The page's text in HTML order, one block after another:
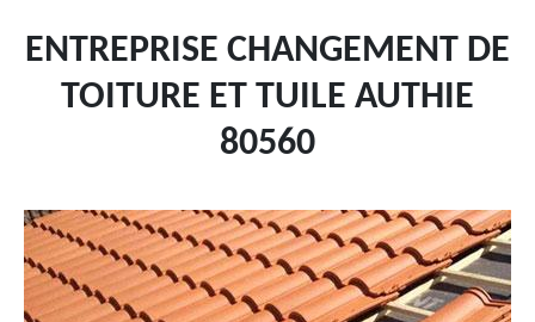
ENTREPRISE CHANGEMENT DE
TOITURE ET TUILE AUTHIE
80560